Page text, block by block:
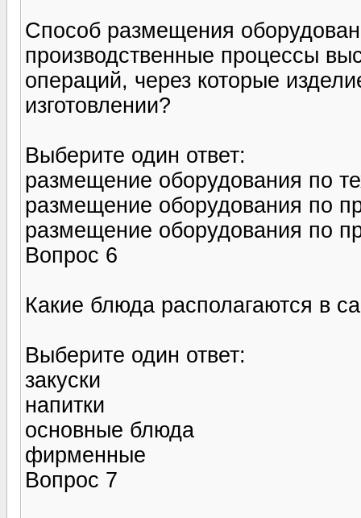
Способ размещения
производственные процессы
операций, через которые
изготовлении?
Выберите один ответ:
размещение оборудования по
размещение оборудования по
размещение оборудования по
Вопрос 6
Какие блюда располагаются в
Выберите один ответ:
закуски
напитки
основные блюда
фирменные
Вопрос 7